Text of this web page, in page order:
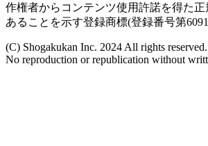
作権者からコンテンツ使用許諾を得た
あることを示す登録商標(登録番号第
(C) Shogakukan Inc. 2024 All rights reserved.
No reproduction or republication without